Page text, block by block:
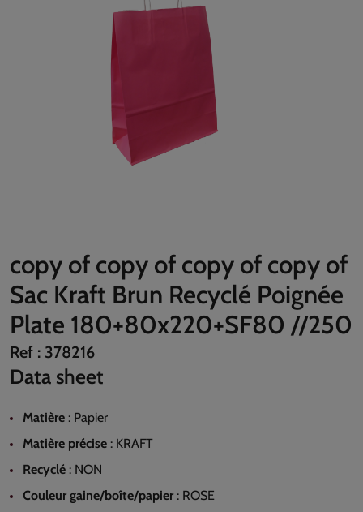
copy of copy of copy of copy of
Sac Kraft Brun Recyclé Poignée
Plate 180+80x220+SF80 //250
Ref : 378216
Data sheet
Matière : Papier
Matière précise : KRAFT
Recyclé : NON
Couleur gaine/boîte/papier : ROSE